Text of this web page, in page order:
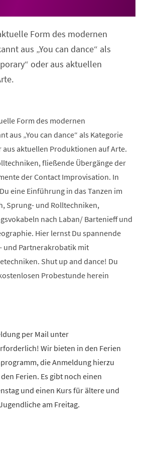
Form des modernen
aus „You can dance“ als
oder aus aktuellen
Form des modernen
aus „You can dance“ als Kategorie
aus aktuellen Produktionen auf Arte.
fließende Übergänge der
der Contact Improvisation. In
eine Einführung in das Tanzen im
Sprung- und Rolltechniken,
nach Laban/ Bartenieff und
Hier lernst Du spannende
und Partnerakrobatik mit
Shut up and dance! Du
Probestunde herein
per Mail unter
Wir bieten in den Ferien
die Anmeldung hierzu
Ferien. Es gibt noch einen
und einen Kurs für ältere und
am Freitag.